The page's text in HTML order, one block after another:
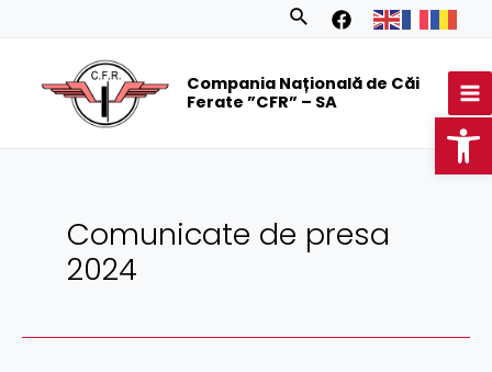
Search
Compania Națională de Căi
Ferate ”CFR” – SA
Comunicate de presa
2024